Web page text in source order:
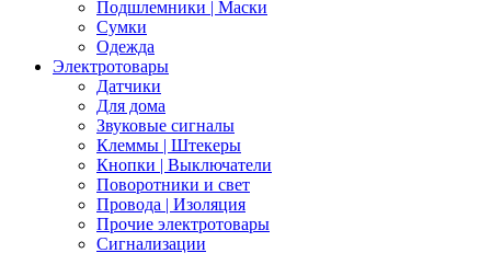
Подшлемники | Маски
Сумки
Одежда
Электротовары
Датчики
Для дома
Звуковые сигналы
Клеммы | Штекеры
Кнопки | Выключатели
Поворотники и свет
Провода | Изоляция
Прочие электротовары
Сигнализации